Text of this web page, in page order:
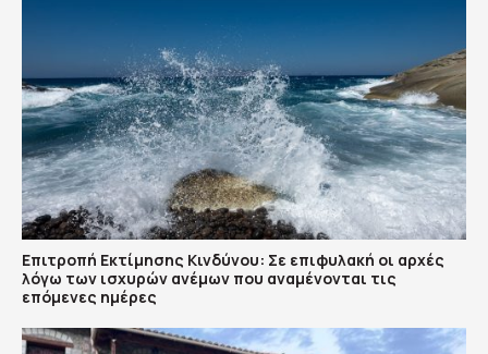
Επιτροπή Εκτίμησης Κινδύνου: Σε επιφυλακή οι αρχές
λόγω των ισχυρών ανέμων που αναμένονται τις
επόμενες ημέρες